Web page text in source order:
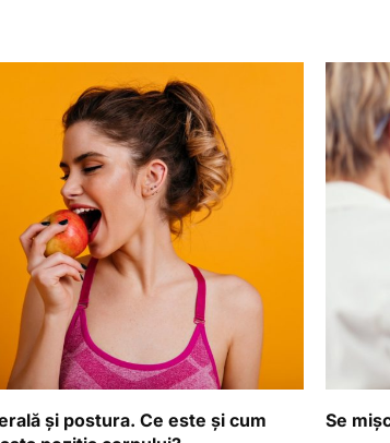
și postura. Ce este și cum
Se